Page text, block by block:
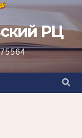
РЦ